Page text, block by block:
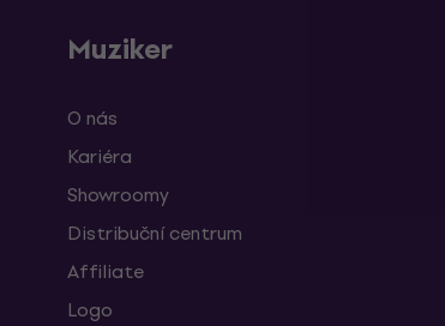
Muziker
O nás
Kariéra
Showroomy
Distribuční centrum
Affiliate
Logo